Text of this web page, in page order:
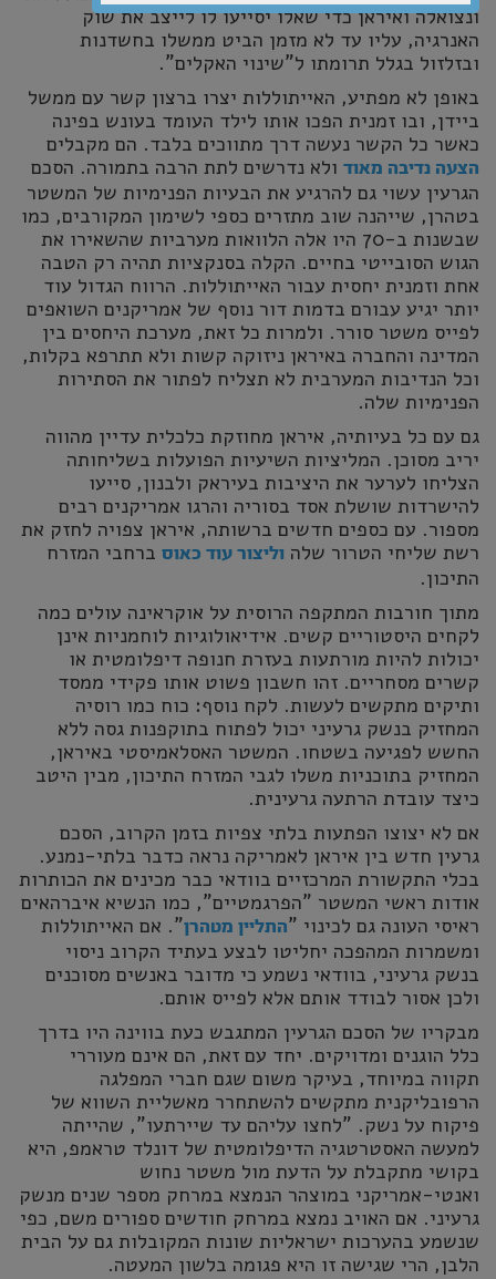
ונצואלה ואיראן כדי שאלו יסייעו לו לייצב את שוק
האנרגיה, עליו עד לא מזמן הביט ממשלו בחשדנות
ובזלזול בגלל תרומתו ל"שינוי האקלים".
באופן לא מפתיע, האייתוללות יצרו ברצון קשר עם ממשל
ביידן, ובו זמנית הפכו אותו לילד העומד בעונש בפינה
כאשר כל הקשר נעשה דרך מתווכים בלבד. הם מקבלים
הצעה נדיבה מאוד ולא נדרשים לתת הרבה בתמורה. הסכם
הגרעין עשוי גם להרגיע את הבעיות הפנימיות של המשטר
בטהרן, שייהנה שוב מתזרים כספי לשימון המקורבים, כמו
שבשנות ב-70 היו אלה הלוואות מערביות שהשאירו את
הגוש הסובייטי בחיים. הקלה בסנקציות תהיה רק הטבה
אחת וזמנית יחסית עבור האייתוללות. הרווח הגדול עוד
יותר יגיע עבורם בדמות דור נוסף של אמריקנים השואפים
לפייס משטר סורר. ולמרות כל זאת, מערכת היחסים בין
המדינה והחברה באיראן ניזוקה קשות ולא תתרפא בקלות,
וכל הנדיבות המערבית לא תצליח לפתור את הסתירות
הפנימיות שלה.
גם עם כל בעיותיה, איראן מחוזקת כלכלית עדיין מהווה
יריב מסוכן. המליציות השיעיות הפועלות בשליחותה
הצליחו לערער את היציבות בעיראק ולבנון, סייעו
להישרדות שושלת אסד בסוריה והרגו אמריקנים רבים
מספור. עם כספים חדשים ברשותה, איראן צפויה לחזק את
רשת שליחי הטרור שלה וליצור עוד כאוס ברחבי המזרח
התיכון.
מתוך חורבות המתקפה הרוסית על אוקראינה עולים כמה
לקחים היסטוריים קשים. אידיאולוגיות לוחמניות אינן
יכולות להיות מורתעות בעזרת חנופה דיפלומטית או
קשרים מסחריים. זהו חשבון פשוט אותו פקידי ממסד
ותיקים מתקשים לעשות. לקח נוסף: כוח כמו רוסיה
המחזיק בנשק גרעיני יכול לפתוח בתוקפנות גסה ללא
החשש לפגיעה בשטחו. המשטר האסלאמיסטי באיראן,
המחזיק בתוכניות משלו לגבי המזרח התיכון, מבין היטב
כיצד עובדת הרתעה גרעינית.
אם לא יצוצו הפתעות בלתי צפיות בזמן הקרוב, הסכם
גרעין חדש בין איראן לאמריקה נראה כדבר בלתי-נמנע.
בכלי התקשורת המרכזיים בוודאי כבר מכינים את הכותרות
אודות ראשי המשטר "הפרגמטיים", כמו הנשיא איברהאים
ראיסי העונה גם לכינוי "התליין מטהרן". אם האייתוללות
ומשמרות המהפכה יחליטו לבצע בעתיד הקרוב ניסוי
בנשק גרעיני, בוודאי נשמע כי מדובר באנשים מסוכנים
ולכן אסור לבודד אותם אלא לפייס אותם.
מבקריו של הסכם הגרעין המתגבש כעת בווינה היו בדרך
כלל הוגנים ומדויקים. יחד עם זאת, הם אינם מעוררי
תקווה במיוחד, בעיקר משום שגם חברי המפלגה
הרפובליקנית מתקשים להשתחרר מאשליית השווא של
פיקוח על נשק. "לחצו עליהם עד שיירתעו", שהייתה
למעשה האסטרטגיה הדיפלומטית של דונלד טראמפ, היא
בקושי מתקבלת על הדעת מול משטר נחוש
ואנטי-אמריקני במוצהר הנמצא במרחק מספר שנים מנשק
גרעיני. אם האויב נמצא במרחק חודשים ספורים משם, כפי
שנשמע בהערכות ישראליות שונות המקובלות גם על הבית
הלבן, הרי שגישה זו היא פגומה בלשון המעטה.